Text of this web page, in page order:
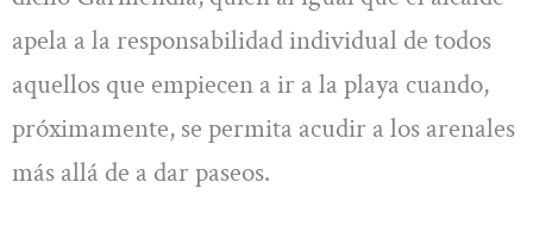
apela a la responsabilidad individual de todos
aquellos que empiecen a ir a la playa cuando,
próximamente, se permita acudir a los arenales
más allá de a dar paseos.